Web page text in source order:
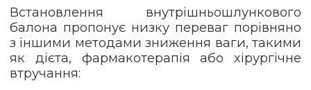
Встановлення внутрішньошлункового
балона пропонує низку переваг порівняно
з іншими методами зниження ваги, такими
як дієта, фармакотерапія або хірургічне
втручання: